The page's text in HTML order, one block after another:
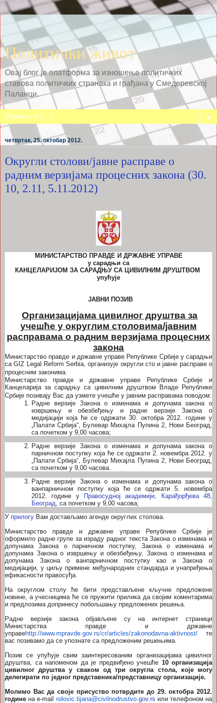
Политички живот
Овај блог је платформа за изношење политичких
ставова политичких странака и грађана у Смедеревској
Паланци.
▼
четвртак, 25. октобар 2012.
Округли столови/јавне расправе о
радним верзијама процесних закона (30.
10, 2.11, 5.11.2012)
МИНИСТАРСТВО ПРAВДЕ И ДРЖАВНЕ УПРАВЕ
у сарадњи са
КАНЦЕЛАРИЈOM ЗА САРАДЊУ СА ЦИВИЛНИМ ДРУШТВОМ
упућује
ЈАВНИ ПОЗИВ
Oрганизацијама цивилног друштва за
учешће у округлим столовима/јавним
расправама о радним верзијама процесних
закона
Министарство правде и државне управе Републике Србије у сарадњи
са GIZ Legal Reform Serbia, организује округли сто и јавне расправе о
процесним законима.
Министарство правде и државне управе Републике Србије и
Канцеларија за сарадњу са цивилним друштвом Владе Републике
Србије позивају Вас да узмете учешће у јавним расправама поводом:
Радне верзије Закона о изменама и допунама закона о
извршењу и обезбеђењу и радне верзије Закона о
медијацији која ће се одржати 30. октобра 2012. године у
„Палати Србија“, Булевар Михајла Пупина 2, Нови Београд,
са почетком у 9,00 часова;
Радне верзије Закона о изменама и допунама закона о
парничном поступку која ће се одржати 2. новембра 2012. у
„Палати Србија“, Булевар Михајла Пупина 2, Нови Београд,
са почетком у 9,00 часова.
Радне верзије Закона о изменама и допунама закона о
ванпарничном поступку која ће се одржати 5. новембра
2012. године у
Правосудној академији, Карађорђева 48,
Београд , са почетком у 9,00 часова;
У прилогу Вам достављамо агенде округлих столова.
Министарство правде и државне управе Републике Србије је
оформило радне групе за израду радног текста Закона о изменама и
допунама Закона о парничном поступку, Закона о изменама и
допунама Закона о извршењу и обезбеђењу, Закона о изменама и
допунама Закона о ванпарничном поступку као и Закона о
медијацији, у циљу примене међународних стандарда и унапређења
ефикасности правосуђа.
На округлом столу ће бити представљене кључне предложене
новине, а учесницима ће се пружити прилика да својим коментарима
и предлозима допринесу побољшању предложених решења.
Радне верзије закона објављене су на интернет страници
Министарства правде и државне
управеhttp://www.mpravde.gov.rs/cr/articles/zakonodavna-aktivnost/
те
вас позивамо да се упознате са предложеним решењима.
Позив се упућује свим заинтересованим организацијама цивилног
друштва, са напоменом да је предвиђено учешће 10 организација
цивилног друштва у сваком од три округла стола, које могу
делегирати по једног представника/представницу организације.
Молимо Вас да своје присуство потврдите до 29. октобра 2012.
године на e-mail rolovic.tijana@civilnodrustvo. gov.rs или телефоном на